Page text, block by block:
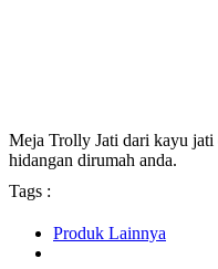
Meja Trolly Jati dari kayu jati
hidangan dirumah anda.
Tags :
Produk Lainnya